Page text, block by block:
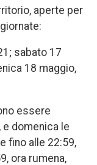
aperte per
sabato 17
18 maggio,
essere
e domenica le
fino alle 22:59,
ora rumena,